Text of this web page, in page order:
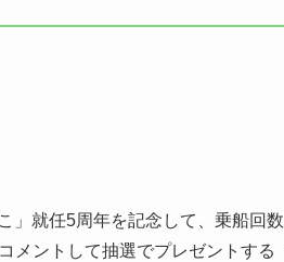
」就任5周年を記念して、乗船回
メントして抽選でプレゼントする